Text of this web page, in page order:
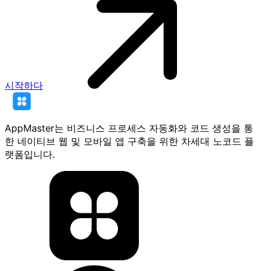
시작하다
AppMaster는 비즈니스 프로세스 자동화와 코드 생성을 통
한 네이티브 웹 및 모바일 앱 구축을 위한 차세대 노코드 플
랫폼입니다.